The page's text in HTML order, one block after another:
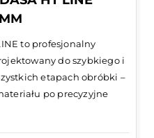
to profesjonalny
do szybkiego i
etapach obróbki –
po precyzyjne